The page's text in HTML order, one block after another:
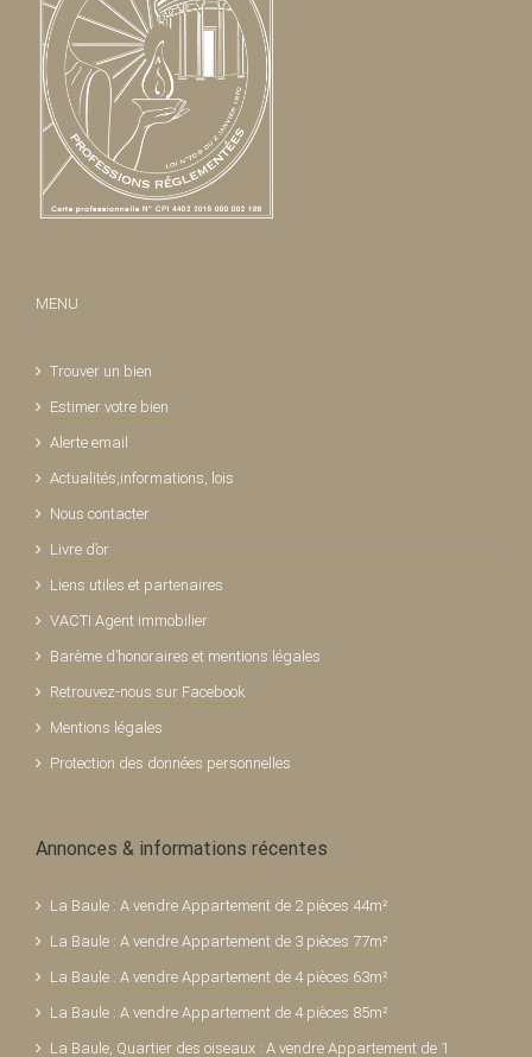
MENU
Trouver un bien
Estimer votre bien
Alerte email
Actualités,informations, lois
Nous contacter
Livre d’or
Liens utiles et partenaires
VACTI Agent immobilier
Barème d’honoraires et mentions légales
Retrouvez-nous sur Facebook
Mentions légales
Protection des données personnelles
Annonces & informations récentes
La Baule : A vendre Appartement de 2 pièces 44m²
La Baule : A vendre Appartement de 3 pièces 77m²
La Baule : A vendre Appartement de 4 pièces 63m²
La Baule : A vendre Appartement de 4 pièces 85m²
La Baule, Quartier des oiseaux : A vendre Appartement de 1